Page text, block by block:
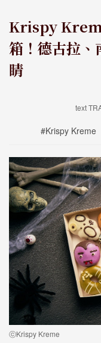
Krispy
箱！德古拉、
睛
text
#Krispy Kreme
ⓒKrispy Kreme